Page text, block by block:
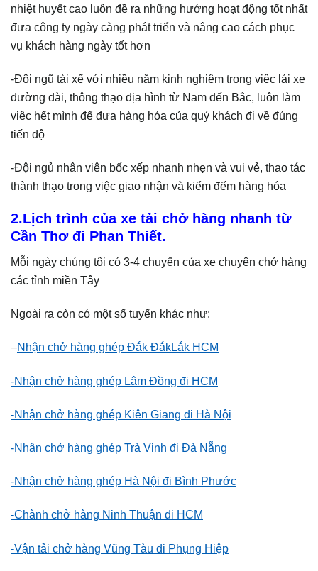
nhiệt huyết cao luôn đề ra những hướng hoạt động tốt nhất
đưa công ty ngày càng phát triển và nâng cao cách phục
vụ khách hàng ngày tốt hơn
-Đội ngũ tài xế với nhiều năm kinh nghiệm trong việc lái xe
đường dài, thông thạo địa hình từ Nam đến Bắc, luôn làm
việc hết mình để đưa hàng hóa của quý khách đi về đúng
tiến độ
-Đội ngủ nhân viên bốc xếp nhanh nhẹn và vui vẻ, thao tác
thành thạo trong việc giao nhận và kiểm đếm hàng hóa
2.Lịch trình của xe tải chở hàng nhanh từ
Cần Thơ đi Phan Thiết.
Mỗi ngày chúng tôi có 3-4 chuyến của xe chuyên chở hàng
các tỉnh miền Tây
Ngoài ra còn có một số tuyến khác như:
–Nhận chở hàng ghép Đắk ĐắkLắk HCM
-Nhận chở hàng ghép Lâm Đồng đi HCM
-Nhận chở hàng ghép Kiên Giang đi Hà Nội
-Nhận chở hàng ghép Trà Vinh đi Đà Nẵng
-Nhận chở hàng ghép Hà Nội đi Bình Phước
-Chành chở hàng Ninh Thuận đi HCM
-Vận tải chở hàng Vũng Tàu đi Phụng Hiệp